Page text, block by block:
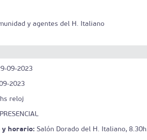
y agentes del H. Italiano
09-2023
2023
reloj
PRESENCIAL
y horario: Salón Dorado del H. Italiano,